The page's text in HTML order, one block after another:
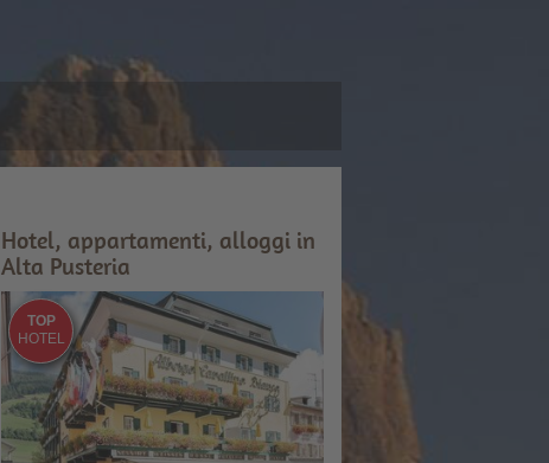
Hotel, appartamenti, alloggi in
Alta Pusteria
TOP
HOTEL